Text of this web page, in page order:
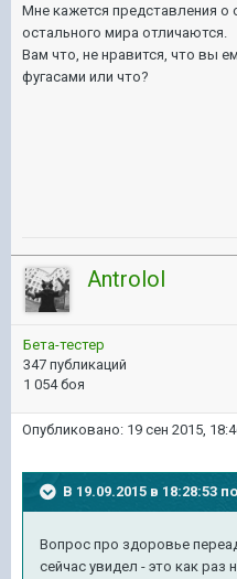
Мне кажется представления о
остального мира отличаются.
Вам что, не нравится, что вы
фугасами или что?
Antrolol
Бета-тестер
347 публикаций
1 054 боя
Опубликовано: 19 сен 2015,
В 19.09.2015 в 18:28:53
Вопрос про здоровье
сейчас увидел - это как